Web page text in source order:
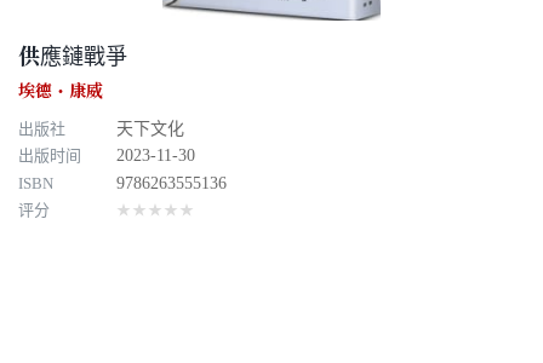
供應鏈戰爭
埃德・康威
出版社
天下文化
出版时间
2023-11-30
ISBN
9786263555136
评分
★★★★★